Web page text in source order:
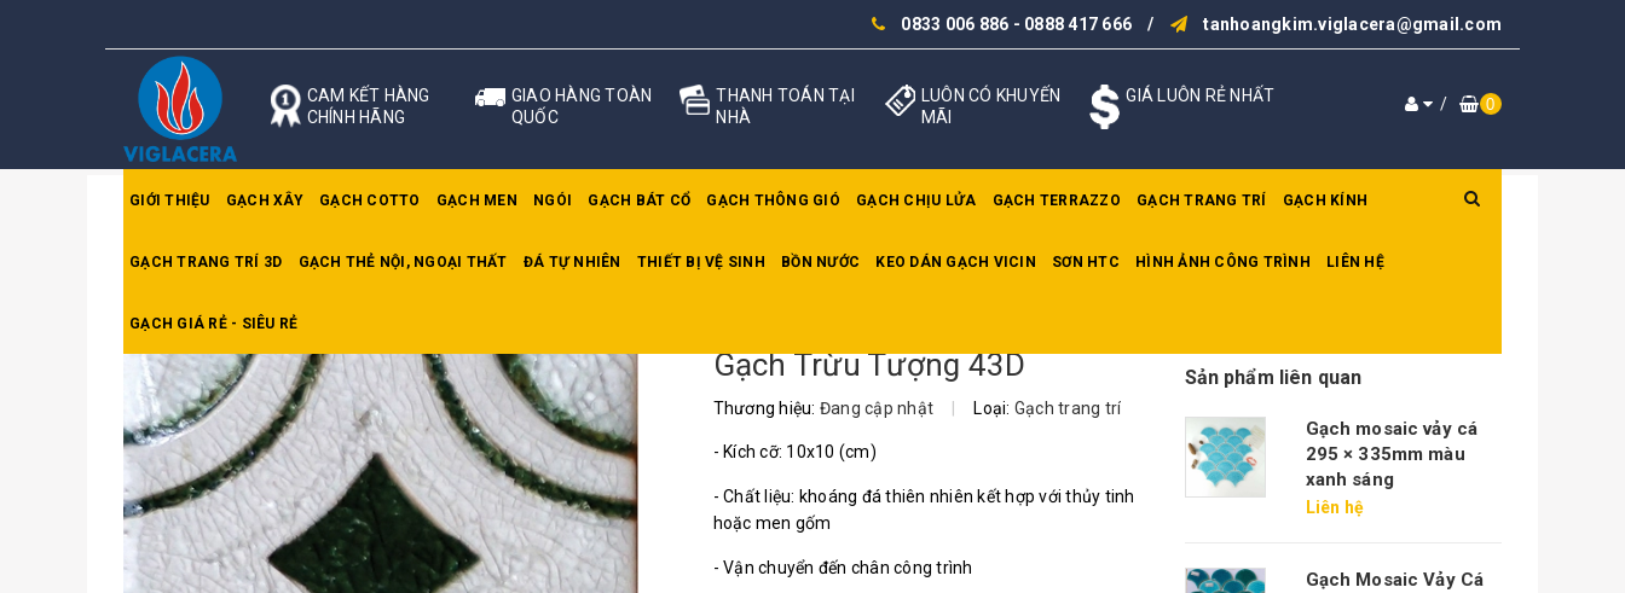
0833 006 886 - 0888 417 666 / tanhoangkim.viglacera@gmail.com
CAM KẾT HÀNG
CHÍNH HÃNG
GIAO HÀNG TOÀN
QUỐC
THANH TOÁN TẠI
NHÀ
LUÔN CÓ KHUYẾN
MÃI
GIÁ LUÔN RẺ NHẤT / 0
GIỚI THIỆU GẠCH XÂY GẠCH COTTO GẠCH MEN NGÓI GẠCH BÁT CỔ GẠCH THÔNG GIÓ GẠCH CHỊU LỬA GẠCH TERRAZZO GẠCH TRANG TRÍ GẠCH KÍNH
GẠCH TRANG TRÍ 3D GẠCH THẺ NỘI, NGOẠI THẤT ĐÁ TỰ NHIÊN THIẾT BỊ VỆ SINH BỒN NƯỚC KEO DÁN GẠCH VICIN SƠN HTC HÌNH ẢNH CÔNG TRÌNH LIÊN HỆ
GẠCH GIÁ RẺ - SIÊU RẺ
Trang chủ Gạch Mosaic Gạch Trừu Tượng 43D
Gạch Trừu Tượng 43D
Thương hiệu: Đang cập nhật Loại: Gạch trang trí
- Kích cỡ: 10x10 (cm)
- Chất liệu: khoáng đá thiên nhiên kết hợp với thủy tinh
hoặc men gốm
- Vận chuyển đến chân công trình
Sản phẩm liên quan
Gạch mosaic vảy cá
295 × 335mm màu
xanh sáng
Liên hệ
Gạch Mosaic Vảy Cá